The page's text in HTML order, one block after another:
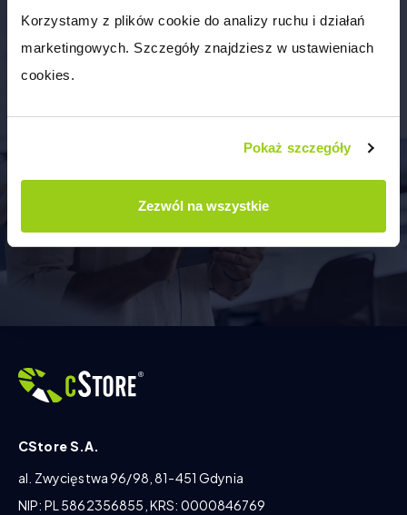
Korzystamy z plików cookie do analizy ruchu i działań
marketingowych. Szczegóły znajdziesz w ustawieniach
cookies.
Pokaż szczegóły
Zezwól na wszystkie
Potrzebujesz profesjonalnego doradztwa
UMÓW KONSULTACJĘ
CStore S.A.
al. Zwycięstwa 96/98, 81-451 Gdynia
NIP: PL 5862356855, KRS: 0000846769